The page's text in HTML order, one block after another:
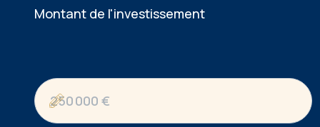
Montant de l'investissement